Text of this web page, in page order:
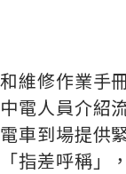
維修作業
電人員介
車到場提
指差呼稱